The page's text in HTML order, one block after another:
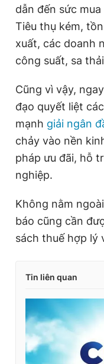
dẫn đến sức
Tiêu thụ kém,
xuất, các doanh
công suất, sa
Cũng vì vậy,
đạo quyết liệt
mạnh giải ngân
chảy vào nền
pháp ưu đãi, hỗ
nghiệp.
Không nằm
báo cũng cần
sách thuế hợp lý
Tin liên quan